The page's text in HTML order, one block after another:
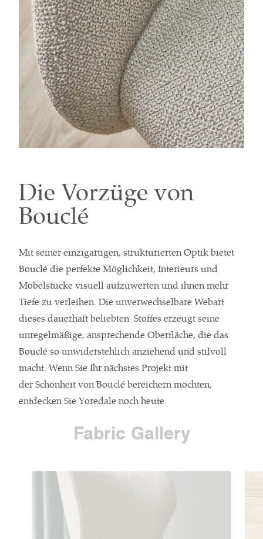
Die Vorzüge von
Bouclé
Mit seiner einzigartigen, strukturierten Optik bietet
Bouclé die perfekte Möglichkeit, Interieurs und
Möbelstücke visuell aufzuwerten und ihnen mehr
Tiefe zu verleihen. Die unverwechselbare Webart
dieses dauerhaft beliebten Stoffes erzeugt seine
unregelmäßige, ansprechende Oberfläche, die das
Bouclé so unwiderstehlich anziehend und stilvoll
macht. Wenn Sie Ihr nächstes Projekt mit
der Schönheit von Bouclé bereichern möchten,
entdecken SieYoredalenoch heute.
Fabric Gallery